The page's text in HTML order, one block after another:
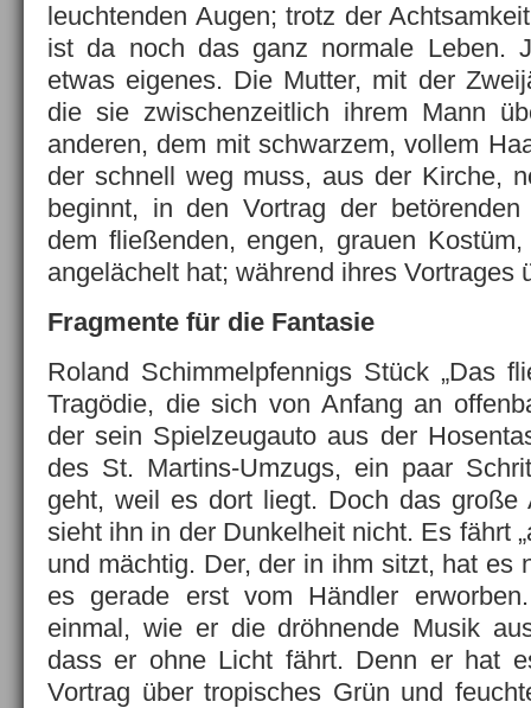
leuchtenden Augen; trotz der
ist da noch das ganz normale Leben.
etwas eigenes. Die Mutter, mit der
die sie zwischenzeitlich ihrem Mann
anderen, dem mit schwarzem, vollem
der schnell weg muss, aus der Kirche,
beginnt, in den Vortrag der
dem fließenden, engen, grauen
angelächelt hat; während ihres Vortrages
Fragmente für die Fantasie
Roland Schimmelpfennigs Stück „Das
Tragödie, die sich von Anfang an
der sein Spielzeugauto aus der
des St. Martins-Umzugs, ein paar
geht, weil es dort liegt. Doch das große
sieht ihn in der Dunkelheit nicht. Es fährt
und mächtig. Der, der in ihm sitzt, hat es
es gerade erst vom Händler
einmal, wie er die dröhnende Musik
dass er ohne Licht fährt. Denn er hat
Vortrag über tropisches Grün und